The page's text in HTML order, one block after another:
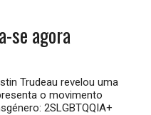
se agora
Trudeau revelou uma
o movimento
2SLGBTQQIA+